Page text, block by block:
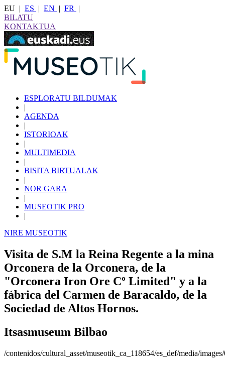
EU | ES | EN | FR
|
BILATU
KONTAKTUA
ESPLORATU BILDUMAK
|
AGENDA
|
ISTORIOAK
|
MULTIMEDIA
|
BISITA BIRTUALAK
|
NOR GARA
|
MUSEOTIK PRO
|
NIRE MUSEOTIK
Visita de S.M la Reina Regente a la mina
Orconera de la Orconera, de la
"Orconera Iron Ore Cº Limited" y a la
fábrica del Carmen de Baracaldo, de la
Sociedad de Altos Hornos.
Itsasmuseum Bilbao
/contenidos/cultural_asset/museotik_ca_118654/es_def/media/